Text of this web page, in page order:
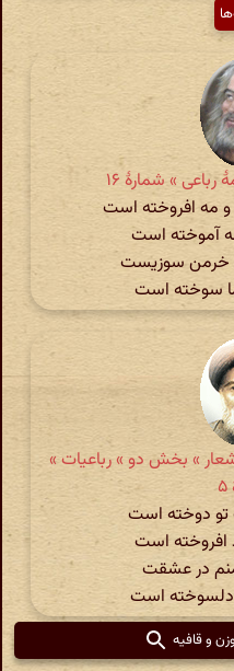
» شمارهٔ ۱۶
افروخته است
آموخته است
خرمن سوزیست
سوخته است
» بخش دو » رباعیات »
تو دوخته است
است
در عشقت
است
و قافیه